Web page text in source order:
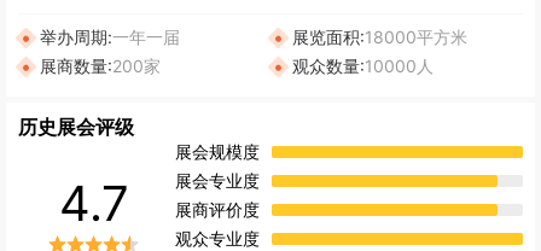
举办周期:一年一届 展览面积:18000平方米
展商数量:200家 观众数量:10000人
历史展会评级
4.7
展会规模度
展会专业度
展商评价度
观众专业度